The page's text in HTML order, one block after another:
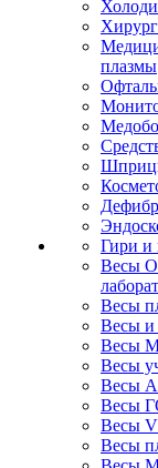
плазмы
Гири и
Весы
Весы
Весы и
Весы
Весы
Весы
Весы
Весы
Весы